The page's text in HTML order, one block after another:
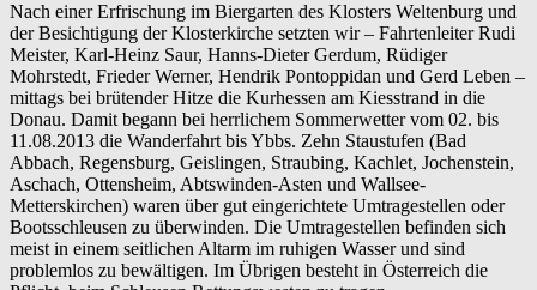
Nach einer Erfrischung im Biergarten des Klosters Weltenburg und
der Besichtigung der Klosterkirche setzten wir – Fahrtenleiter Rudi
Meister, Karl-Heinz Saur, Hanns-Dieter Gerdum, Rüdiger
Mohrstedt, Frieder Werner, Hendrik Pontoppidan und Gerd Leben –
mittags bei brütender Hitze die Kurhessen am Kiesstrand in die
Donau. Damit begann bei herrlichem Sommerwetter vom 02. bis
11.08.2013 die Wanderfahrt bis Ybbs. Zehn Staustufen (Bad
Abbach, Regensburg, Geislingen, Straubing, Kachlet, Jochenstein,
Aschach, Ottensheim, Abtswinden-Asten und Wallsee-
Metterskirchen) waren über gut eingerichtete Umtragestellen oder
Bootsschleusen zu überwinden. Die Umtragestellen befinden sich
meist in einem seitlichen Altarm im ruhigen Wasser und sind
problemlos zu bewältigen. Im Übrigen besteht in Österreich die